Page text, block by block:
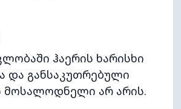
ჰაერის ხარისხი
და განსაკუთრებული
მოსალოდნელი არ არის.